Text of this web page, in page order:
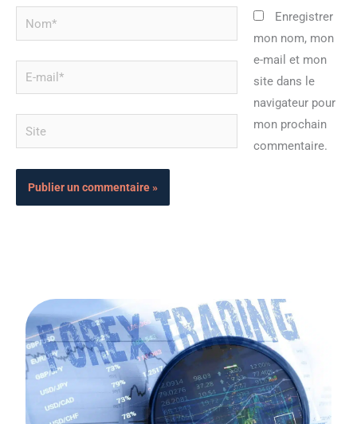
Nom*
mail*
Site
Enregistrer
mon nom, mon
e-mail et mon
site dans le
navigateur pour
mon prochain
commentaire.